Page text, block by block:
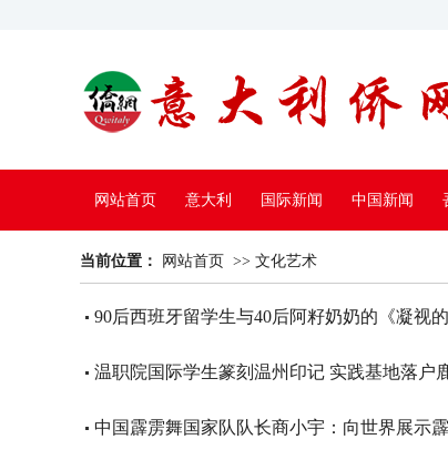
网站首页 意大利 国际新闻 中国新闻
中国电视
当前位置： 网站首页 >> 文化艺术
90后西班牙留学生与40后阿籽奶奶的《凝视的
温职院国际学生篆刻温州印记 实践基地落户
中国霹雳舞国家队队长商小宇：向世界展示